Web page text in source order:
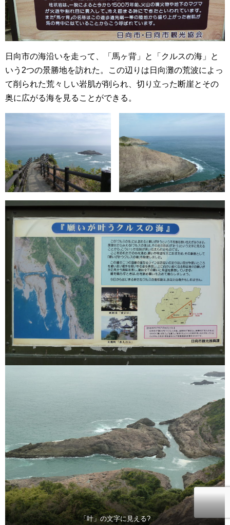
日向市の海沿いを走って、「馬ヶ背」と「クルスの海」と
いう2つの景勝地を訪れた。この辺りは日向灘の荒波によっ
て削られた荒々しい岩肌が削られ、切り立った断崖とその
奥に広がる海を見ることができる。
「叶」の文字に見える?